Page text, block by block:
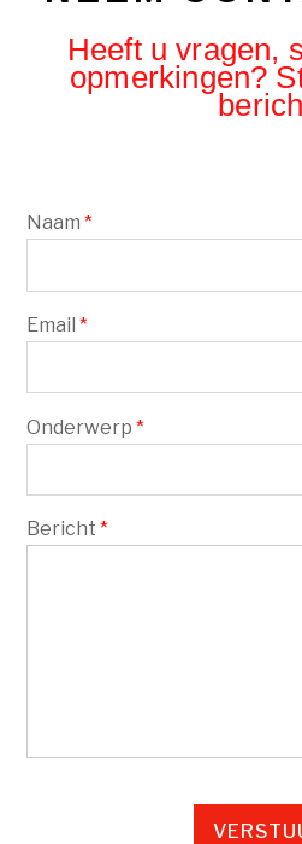
Heeft u vragen,
opmerkingen?
Naam*
Email*
Onderwerp *
Bericht*